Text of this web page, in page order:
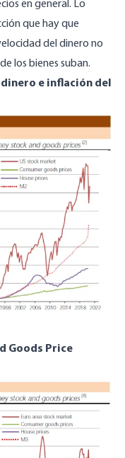
en general. Lo
que hay que
del dinero no
los bienes suban.
e inflación del
Goods Price